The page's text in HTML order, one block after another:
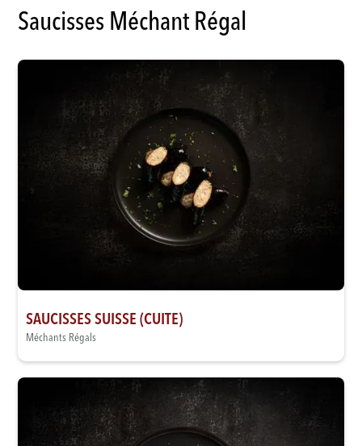
Saucisses Méchant Régal
SAUCISSES SUISSE (CUITE)
Méchants Régals